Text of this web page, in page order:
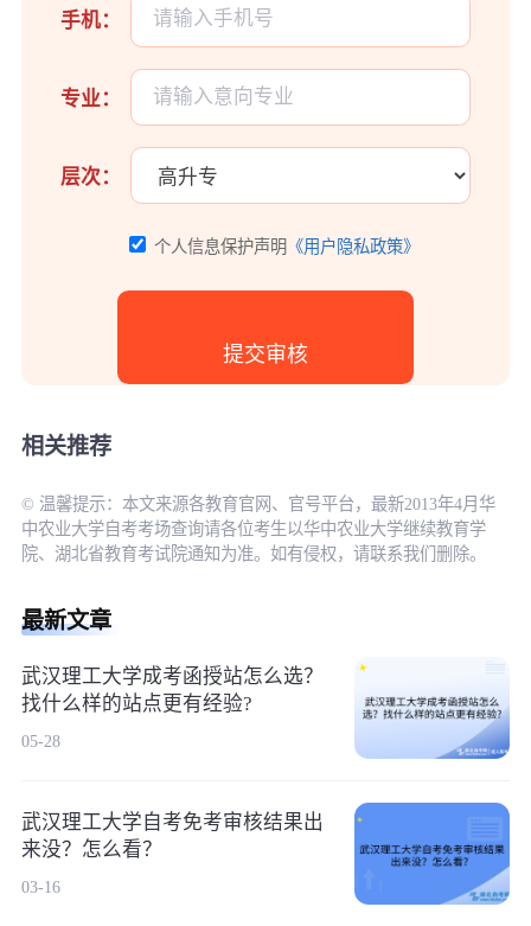
手机：
专业：
层次：
个人信息保护声明 《用户隐私政策》
相关推荐
© 温馨提示：本文来源各教育官网、官号平台，最新2013年4月华
中农业大学自考考场查询请各位考生以华中农业大学继续教育学
院、湖北省教育考试院通知为准。如有侵权，请联系我们删除。
最新文章
武汉理工大学成考函授站怎么选？
找什么样的站点更有经验?
05-28
武汉理工大学自考免考审核结果出
来没？怎么看？
03-16